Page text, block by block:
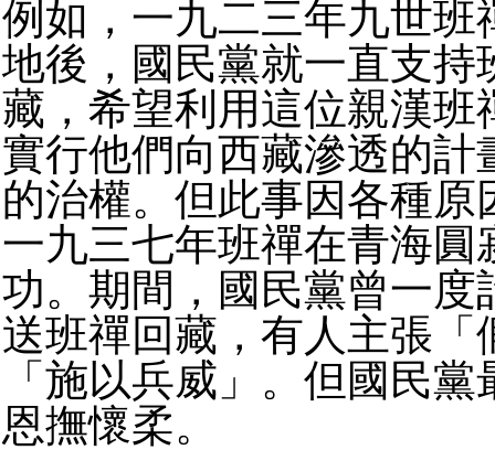
例如，一九二三年九世班
地後，國民黨就一直支持
藏，希望利用這位親漢班
實行他們向西藏滲透的計
的治權。但此事因各種原
一九三七年班禪在青海圓
功。期間，國民黨曾一度
送班禪回藏，有人主張「
「施以兵威」。但國民
恩撫懷柔。